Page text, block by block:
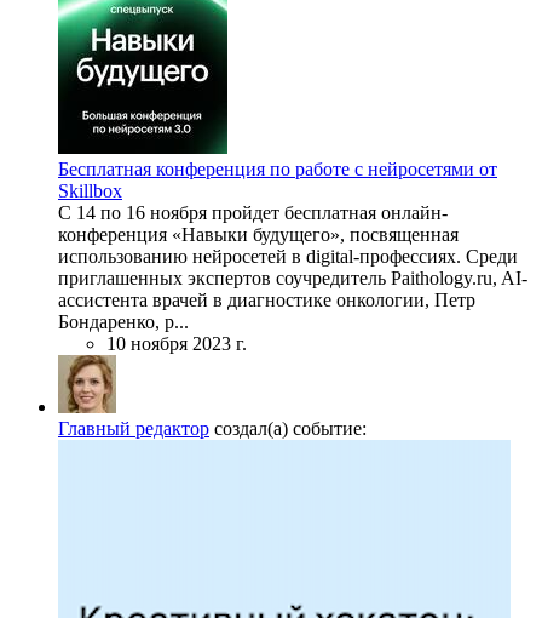
Бесплатная конференция по работе с нейросетями от
Skillbox
С 14 по 16 ноября пройдет бесплатная онлайн-
конференция «Навыки будущего», посвященная
использованию нейросетей в digital-профессиях. Среди
приглашенных экспертов cоучредитель Paithology.ru, AI-
ассистента врачей в диагностике онкологии, Петр
Бондаренко, р...
10 ноября 2023 г.
Главный редактор создал(а) событие: